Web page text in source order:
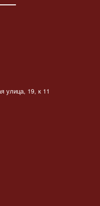
улица, 19, к 11